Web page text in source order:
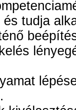
tudja